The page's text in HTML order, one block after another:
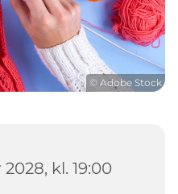
© Adobe Stock
kl. 19:00